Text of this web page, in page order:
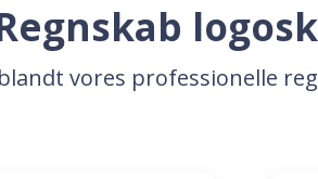
vores professionelle